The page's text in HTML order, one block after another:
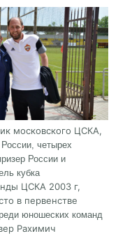
московского ЦСКА,
четырех
России и
кубка
ЦСКА 2003 г,
в первенстве
юношеских команд
Рахимич